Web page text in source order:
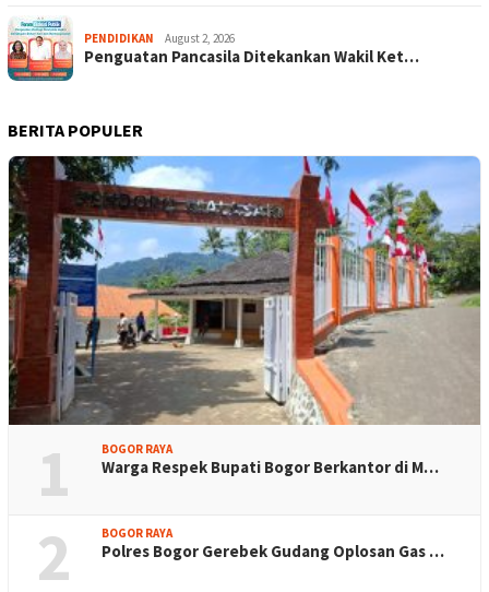
PENDIDIKAN August 2, 2026
Penguatan Pancasila Ditekankan Wakil Ket…
BERITA POPULER
1 BOGOR RAYA
Warga Respek Bupati Bogor Berkantor di M…
2 BOGOR RAYA
Polres Bogor Gerebek Gudang Oplosan Gas …